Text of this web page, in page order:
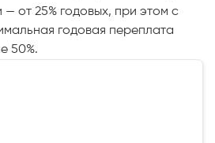
— от 25% годовых, при этом с
годовая переплата
50%.